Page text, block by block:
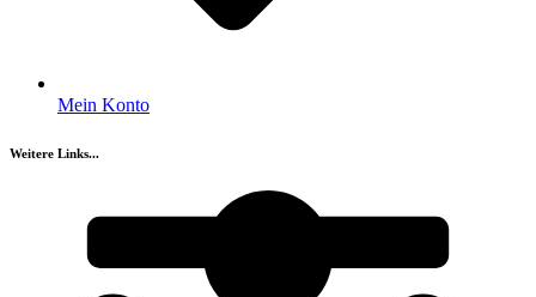
Mein Konto
Weitere Links...